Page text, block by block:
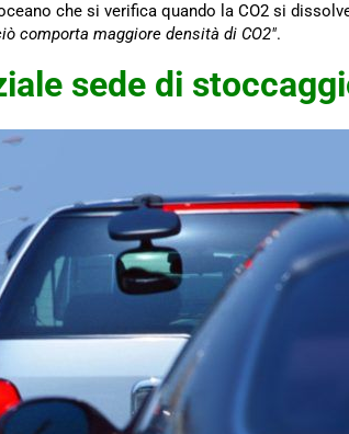
che si verifica quando la CO2 si
comporta maggiore densità di CO2″.
sede di